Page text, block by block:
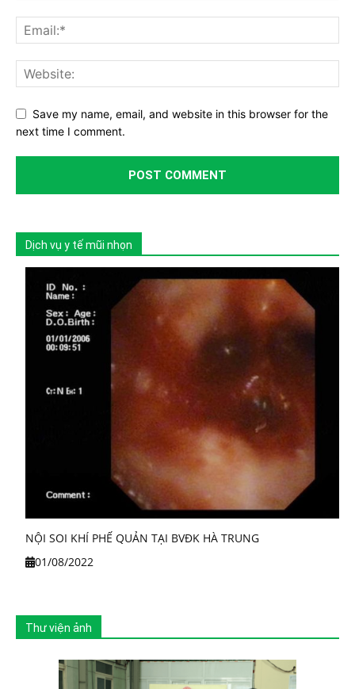
Save my name, email, and website in this browser for the
next time I comment.
Dịch vụ y tế mũi nhọn
NỘI SOI KHÍ PHẾ QUẢN TẠI BVĐK HÀ TRUNG
01/08/2022
Thư viện ảnh